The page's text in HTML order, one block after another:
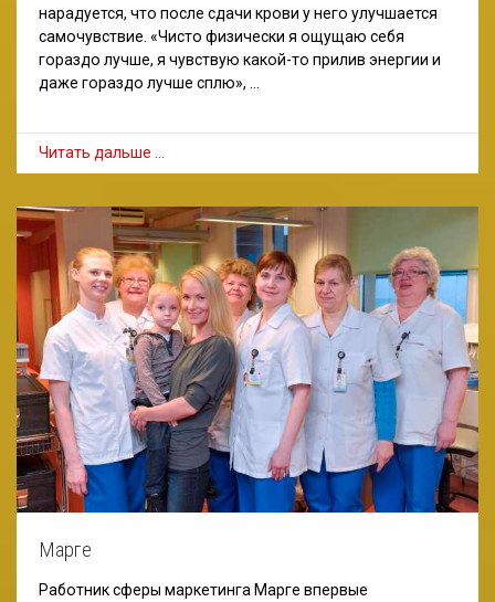
нарадуется, что после сдачи крови у него улучшается
самочувствие. «Чисто физически я ощущаю себя
гораздо лучше, я чувствую какой-то прилив энергии и
даже гораздо лучше сплю», …
Читать дальше …
Марге
Работник сферы маркетинга Марге впервые